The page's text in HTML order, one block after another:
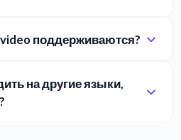
поддерживаются?
на другие языки,